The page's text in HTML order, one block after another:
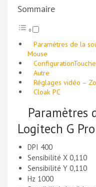
Sommaire
Paramètres de la
Mouse
Autre
Réglages vidéo –
Cloak PC
Paramètres
Logitech G
DPI 400
Sensibilité X 0,110
Sensibilité Y 0,110
Hz 1000